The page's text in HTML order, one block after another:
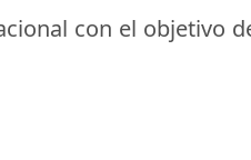
con el objetivo